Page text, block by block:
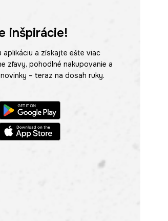
inšpirácie!
aplikáciu a získajte ešte viac
zľavy, pohodlné nakupovanie a
– teraz na dosah ruky.